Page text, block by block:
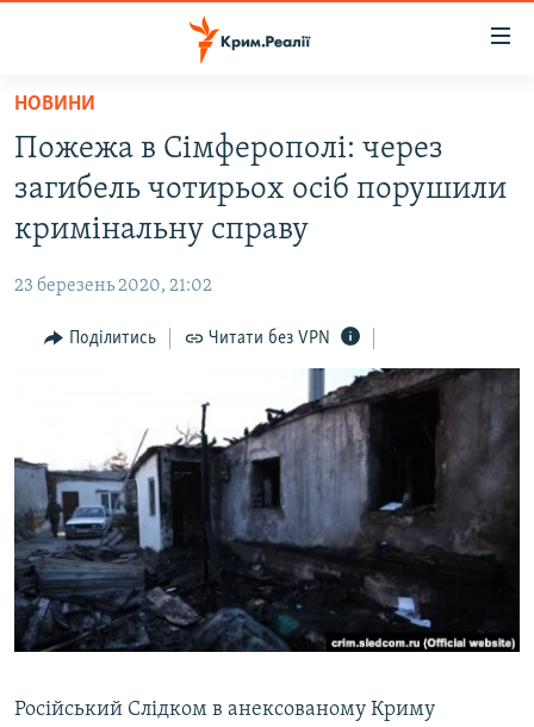
Перейти
основного
матеріалу
до
основної
навігації
Перейти
ВОДА.КРИМ
ВІДЕО ТА ФОТО
БЛОГИ
ПОГЛЯД
СПЕЦПРОЕКТИ
ДЕПОРТАЦІЯ
ВІДЕОУРОКИ «ELIFBE»
СВІДЧЕННЯ ОКУПАЦІЇ
УКРАЇНСЬКА ПРОБЛЕМА КРИМУ
ЯК ОБІЙТИ БЛОКУВАННЯ
Русский
Qırımtatar
НОВИНИ
Пожежа в Сімферополі: через
загибель чотирьох осіб порушили
кримінальну справу
23 березень 2020, 21:02
Поділитись Читати без VPN
Російський Слідком в анексованому Криму